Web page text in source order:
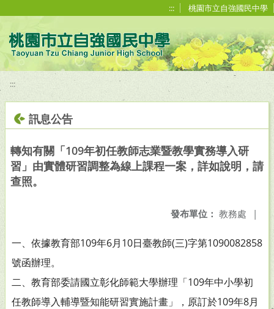
::: 桃園市立自強國民中學
:::
訊息公告
轉知有關「109年初任教師志業暨教學實務導入研
習」由實體研習調整為線上課程一案，詳如說明，請
查照。
發布單位： 教務處 |
一、依據教育部109年6月10日臺教師(三)字第1090082858
號函辦理。
二、教育部委請國立彰化師範大學辦理「109年中小學初
任教師導入輔導暨知能研習實施計畫」，原訂於109年8月